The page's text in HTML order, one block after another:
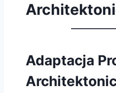
Adaptacja